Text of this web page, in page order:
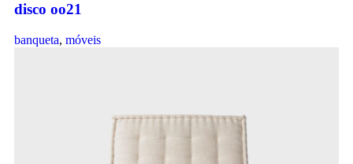
disco oo21
banqueta, móveis